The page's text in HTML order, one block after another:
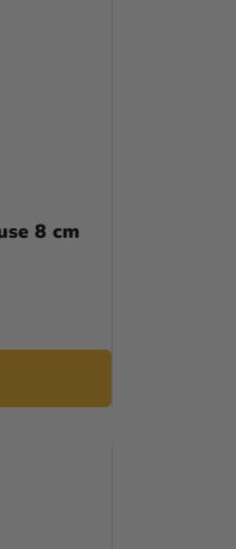
8 cm